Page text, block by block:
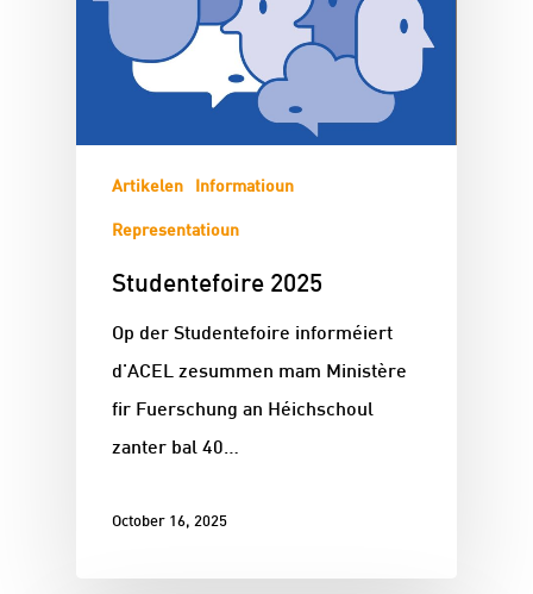
Artikelen Informatioun
Representatioun
Studentefoire 2025
Op der Studentefoire informéiert
d'ACEL zesummen mam Ministère
fir Fuerschung an Héichschoul
zanter bal 40…
October 16, 2025